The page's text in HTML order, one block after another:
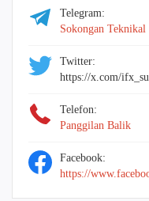
Telegram:
Sokongan Teknikal
Twitter:
https://x.com/
Telefon:
Panggilan Balik
Facebook:
https://